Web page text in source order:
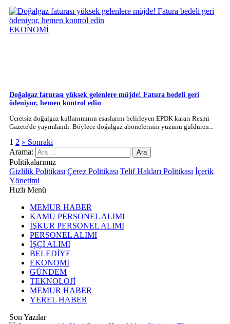
EKONOMİ
Doğalgaz faturası yüksek gelenlere müjde! Fatura bedeli geri
ödeniyor, hemen kontrol edin
Ücretsiz doğalgaz kullanımının esaslarını belirleyen EPDK kararı Resmi
Gazete'de yayımlandı. Böylece doğalgaz abonelerinin yüzünü güldüren...
1 2 » Sonraki
Arama:
Politikalarımız
Gizlilik Politikası Çerez Politikası Telif Hakları Politikası İçerik
Yönetimi
Hızlı Menü
MEMUR HABER
KAMU PERSONEL ALIMI
İŞKUR PERSONEL ALIMI
PERSONEL ALIMI
İŞÇİ ALIMI
BELEDİYE
EKONOMİ
GÜNDEM
TEKNOLOJİ
MEMUR HABER
YEREL HABER
Son Yazılar